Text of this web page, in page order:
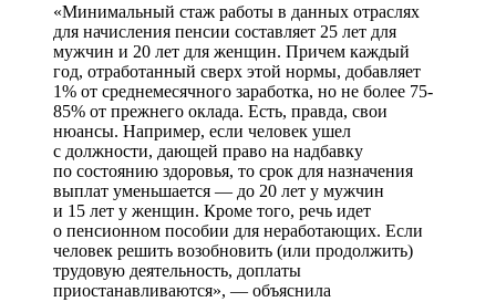
«Минимальный стаж работы в данных отраслях
для начисления пенсии составляет 25 лет для
мужчин и 20 лет для женщин. Причем каждый
год, отработанный сверх этой нормы, добавляет
1% от среднемесячного заработка, но не более 75-
85% от прежнего оклада. Есть, правда, свои
нюансы. Например, если человек ушел
с должности, дающей право на надбавку
по состоянию здоровья, то срок для назначения
выплат уменьшается — до 20 лет у мужчин
и 15 лет у женщин. Кроме того, речь идет
о пенсионном пособии для неработающих. Если
человек решить возобновить (или продолжить)
трудовую деятельность, доплаты
приостанавливаются», — объяснила